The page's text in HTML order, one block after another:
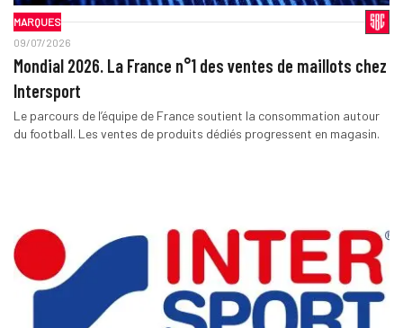
MARQUES
09/07/2026
Mondial 2026. La France n°1 des ventes de maillots chez
Intersport
Le parcours de l’équipe de France soutient la consommation autour
du football. Les ventes de produits dédiés progressent en magasin.